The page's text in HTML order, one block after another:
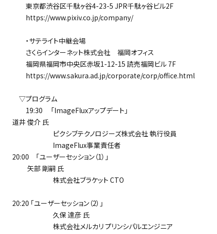
東京都渋谷区千駄ヶ谷4-23-5 JPR千駄ヶ谷ビル2F
https://www.pixiv.co.jp/company/
・サテライト中継会場
さくらインターネット株式会社 福岡オフィス
福岡県福岡市中央区赤坂1-12-15 読売福岡ビル 7F
https://www.sakura.ad.jp/corporate/corp/office.html
▽プログラム
19:30 「ImageFluxアップデート」
道井 俊介 氏
ピクシブテクノロジーズ株式会社 執行役員
ImageFlux事業責任者
20:00 「ユーザーセッション（1）」
矢部 剛嗣 氏
株式会社ブラケット CTO
20:20 「ユーザーセッション（2）」
久保 達彦 氏
株式会社メルカリ プリンシパルエンジニア